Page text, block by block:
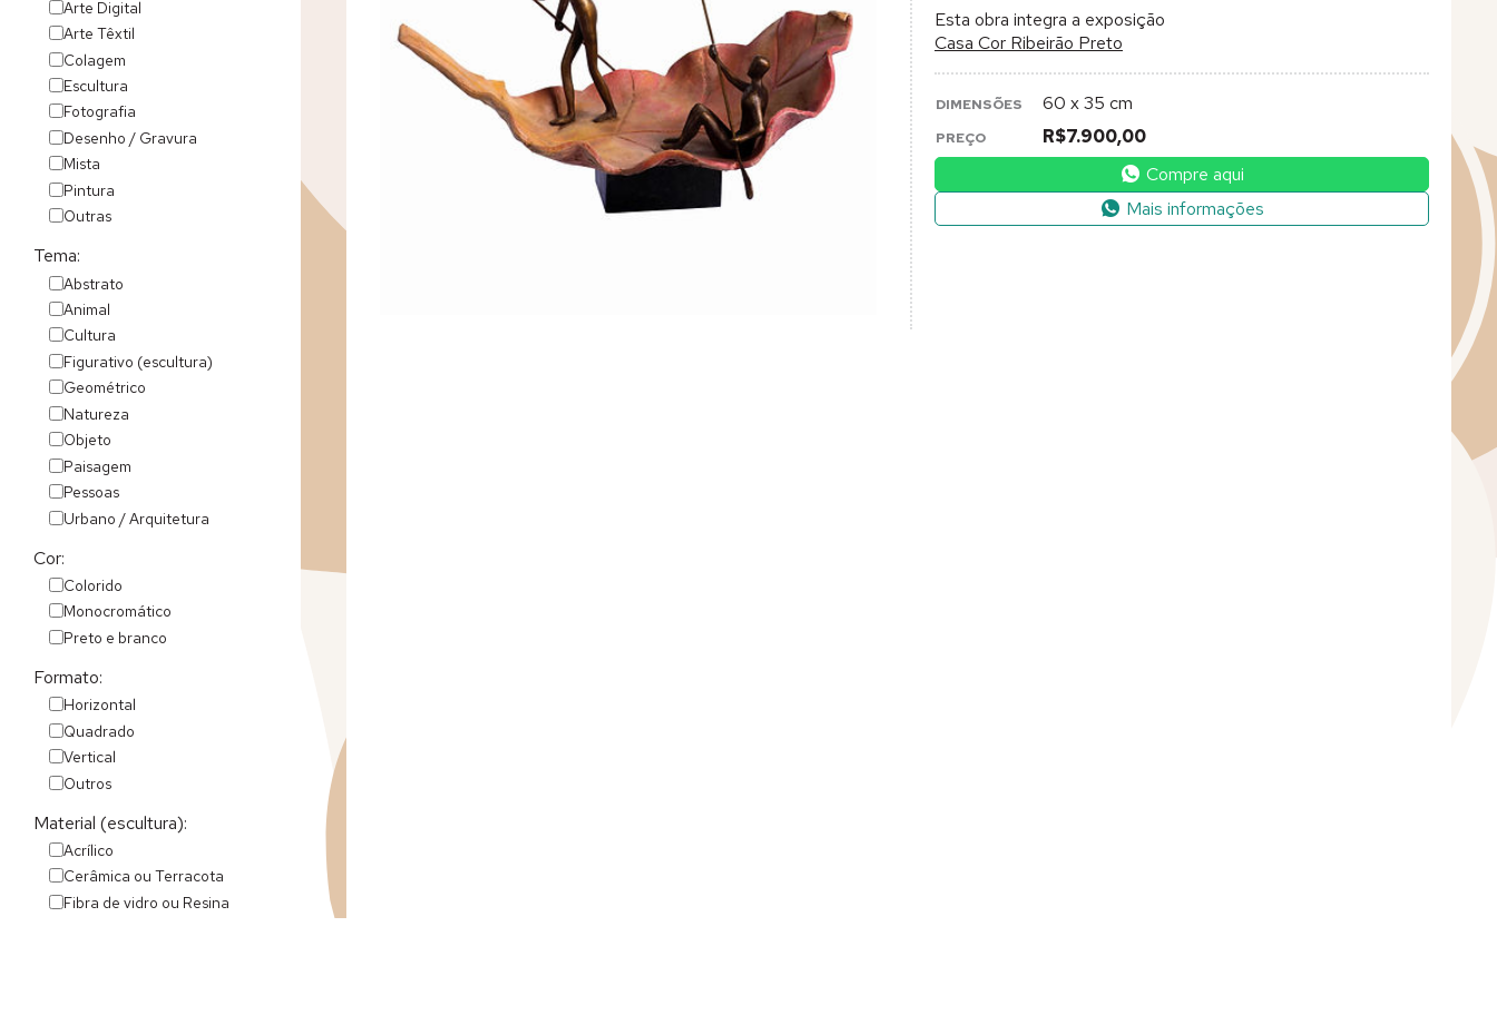
Arte Digital
Arte Têxtil
Colagem
Escultura
Fotografia
Desenho / Gravura
Mista
Pintura
Outras
Tema:
Abstrato
Animal
Cultura
Figurativo (escultura)
Geométrico
Natureza
Objeto
Paisagem
Pessoas
Urbano / Arquitetura
Cor:
Colorido
Monocromático
Preto e branco
Formato:
Horizontal
Quadrado
Vertical
Outros
Material (escultura):
Acrílico
Cerâmica ou Terracota
Fibra de vidro ou Resina
Esta obra integra a exposição
Casa Cor Ribeirão Preto
DIMENSÕES 60 x 35 cm
PREÇO
R$7.900,00
Compre aqui
Mais informações